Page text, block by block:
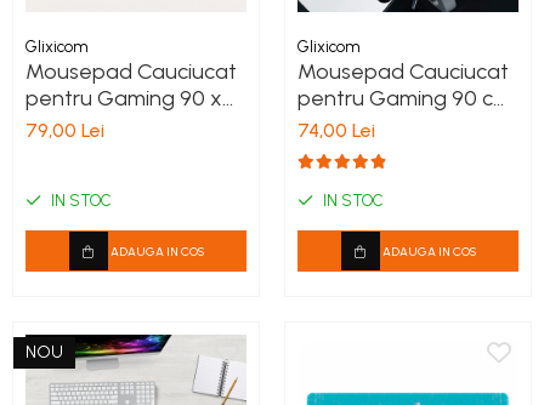
Glixicom
Mousepad Cauciucat
pentru Gaming 90 x
40 cm x 3 mm Negru
79,00 Lei
IN STOC
ADAUGA IN COS
Glixicom
Mousepad Cauciucat
pentru Gaming 90 cm
x 40 cm x 3 mm Model
Lup Cusaturi Laterale
74,00 Lei
IN STOC
ADAUGA IN COS
NOU